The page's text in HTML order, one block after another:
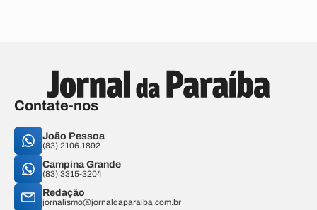
Contate-nos
João Pessoa
(83) 2106.1892
Campina Grande
(83) 3315-3204
Redação
jornalismo@jornaldaparaiba.com.br